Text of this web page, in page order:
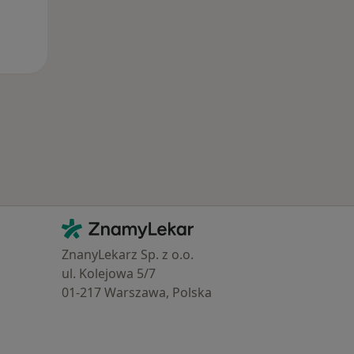
Kontakt
ZnamyLekar - Hlavní stránka
ZnanyLekarz Sp. z o.o.
ul. Kolejowa 5/7
01-217 Warszawa, Polska